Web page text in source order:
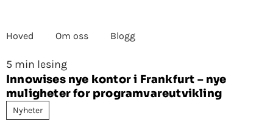
Hoved Om oss Blogg
5 min lesing
Innowises nye kontor i Frankfurt – nye
muligheter for programvareutvikling
Nyheter